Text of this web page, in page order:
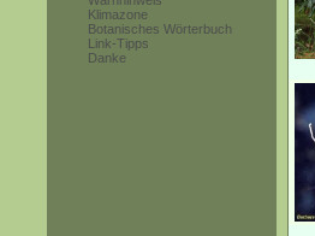
Klimazone
Botanisches Wörterbuch
Link-Tipps
Danke